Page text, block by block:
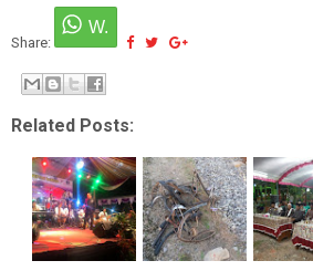
Share:
Related Posts: